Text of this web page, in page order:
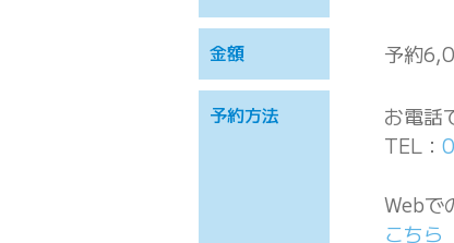
金額 予約
予約方法
お電話
TEL：
Webで
こちら